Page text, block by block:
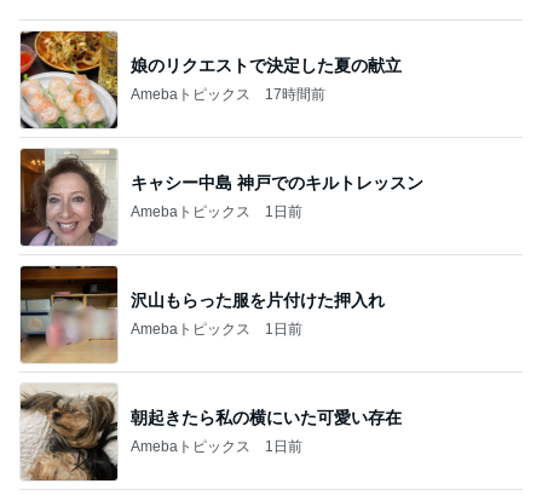
娘のリクエストで決定した夏の献立
Amebaトピックス 17時間前
キャシー中島 神戸でのキルトレッスン
Amebaトピックス 1日前
沢山もらった服を片付けた押入れ
Amebaトピックス 1日前
朝起きたら私の横にいた可愛い存在
Amebaトピックス 1日前